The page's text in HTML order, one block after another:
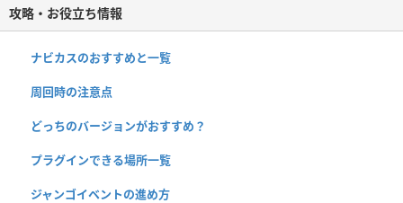
攻略・お役立ち情報
ナビカスのおすすめと一覧
周回時の注意点
どっちのバージョンがおすすめ？
プラグインできる場所一覧
ジャンゴイベントの進め方